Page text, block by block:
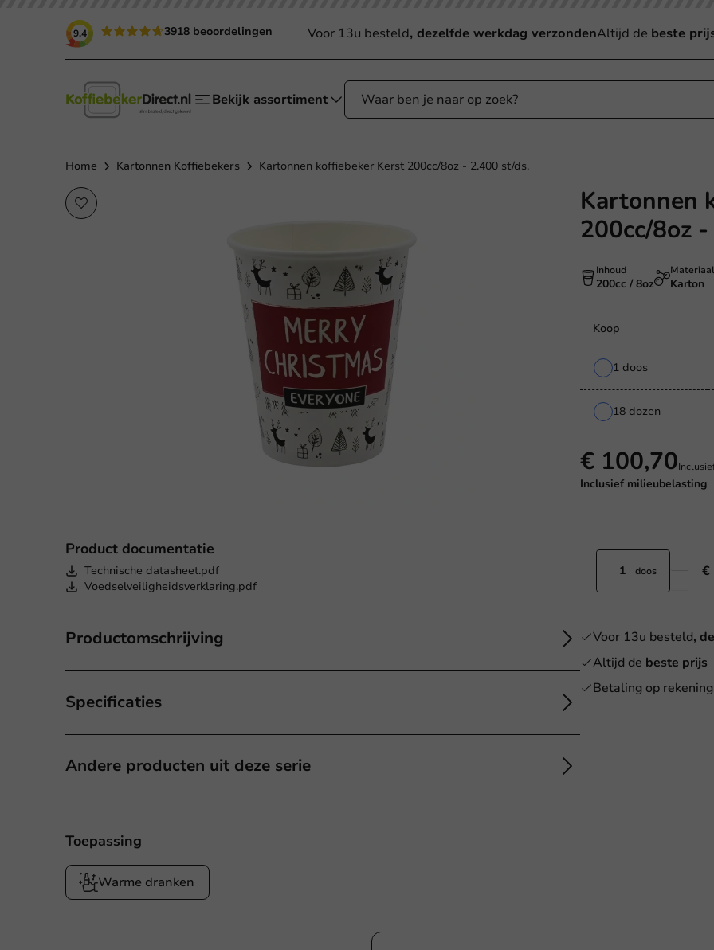
9.4 3918 beoordelingen Voor 13u besteld, dezelfde werkdag verzondenAltijd de beste
Bekijk assortiment
Home Kartonnen Koffiebekers Kartonnen koffiebeker Kerst 200cc/8oz - 2.400 st/ds.
Product documentatie
Technische datasheet.pdf
Voedselveiligheidsverklaring.pdf
Productomschrijving
Specificaties
Andere producten uit deze serie
Kartonnen
200cc/8oz
Inhoud
200cc / 8oz
Materiaal
Karton
Koop
1 doos
18 dozen
€ 100,70
Inclusief milieubelasting
doos €
Voor 13u besteld,
Altijd de beste prijs
Betaling op
Toepassing
Warme dranken